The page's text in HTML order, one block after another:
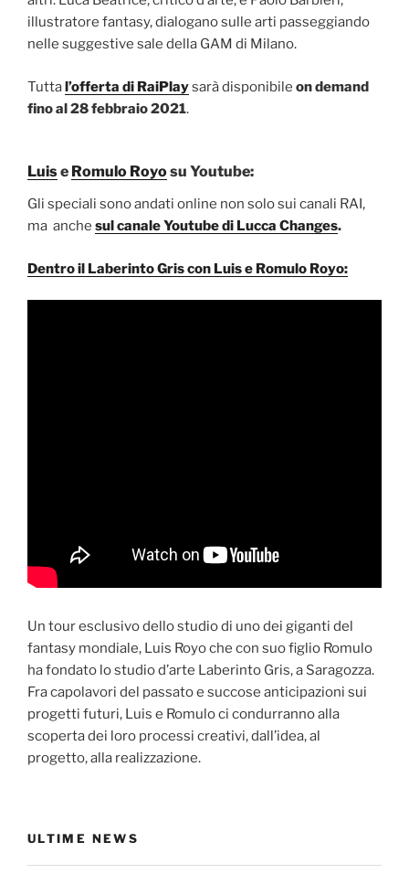
illustratore fantasy, dialogano sulle arti passeggiando
nelle suggestive sale della GAM di Milano.
Tuttal’offerta di RaiPlaysarà disponibile on demand
fino al 28 febbraio 2021.
Luise Romulo Royosu Youtube:
Gli speciali sono andati online non solo sui canali RAI,
ma anche sul canale Youtube di Lucca Changes.
Dentro il Laberinto Gris con Luis e Romulo Royo:
Un tour esclusivo dello studio di uno dei giganti del
fantasy mondiale, Luis Royo che con suo figlio Romulo
ha fondato lo studio d’arte Laberinto Gris, a Saragozza.
Fra capolavori del passato e succose anticipazioni sui
progetti futuri, Luis e Romulo ci condurranno alla
scoperta dei loro processi creativi, dall’idea, al
progetto, alla realizzazione.
ULTIME NEWS